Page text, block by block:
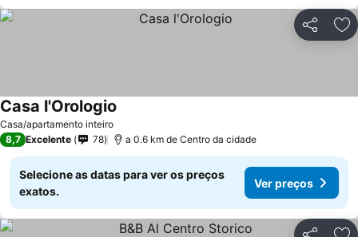
Partilhar
Casa/apartamento inteiro
Casa l'Orologio
8,7 Excelente 78 a 0.6 km de Centro da cidade
Selecione as datas para ver os preços
exatos.
Ver preços